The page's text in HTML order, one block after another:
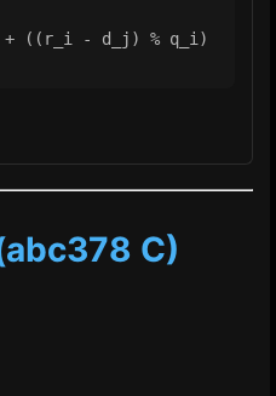
((r_i - d_j) % q_i)
C)